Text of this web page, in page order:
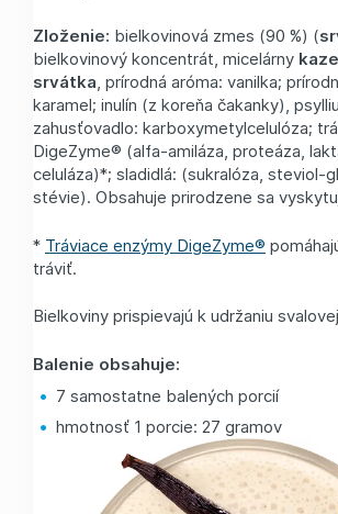
Zloženie: bielkovinová zmes (90 %) (
bielkovinový koncentrát, micelárny
srvátka, prírodná aróma: vanilka;
karamel; inulín (z koreňa čakanky),
zahusťovadlo: karboxymetylcelulóza;
DigeZyme® (alfa-amiláza, proteáza,
celuláza)*; sladidlá: (sukralóza, steviol-
stévie). Obsahuje prirodzene sa
* Tráviace enzýmy DigeZyme®
tráviť.
Bielkoviny prispievajú k udržaniu
Balenie obsahuje:
7 samostatne balených porcií
hmotnosť 1 porcie: 27 gramov